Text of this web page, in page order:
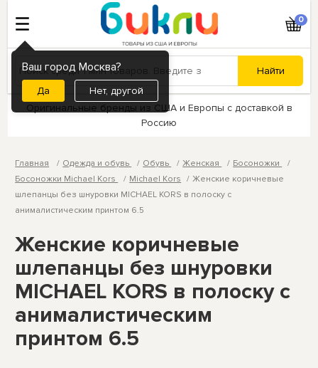
Ваш город Москва?
Нет, другой
0
Оригинальные бренды из США и Европы с доставкой в
Россию
Главная Одежда и обувь Обувь Женская
Босоножки
Босоножки Michael Kors
Michael Kors
Женские коричневые
шлепанцы без шнуровки MICHAEL KORS в полоску с
анималистическим принтом 6.5
Женские коричневые
шлепанцы без шнуровки
MICHAEL KORS в полоску с
анималистическим
принтом 6.5